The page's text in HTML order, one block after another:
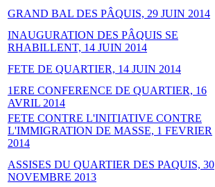
GRAND BAL DES PÂQUIS, 29 JUIN 2014
INAUGURATION DES PÂQUIS SE
RHABILLENT, 14 JUIN 2014
FETE DE QUARTIER, 14 JUIN 2014
1ERE CONFERENCE DE QUARTIER, 16
AVRIL 2014
FETE CONTRE L'INITIATIVE CONTRE
L'IMMIGRATION DE MASSE, 1 FEVRIER
2014
ASSISES DU QUARTIER DES PAQUIS, 30
NOVEMBRE 2013